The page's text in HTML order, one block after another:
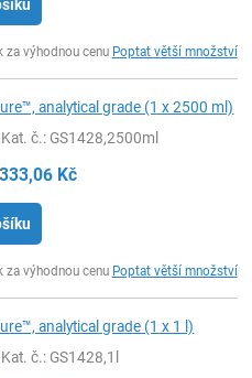
za výhodnou cenu Poptat větší množství
analytical grade (1 x 2500 ml)
Kat. č.: GS1428,2500ml
Kč
za výhodnou cenu Poptat větší množství
analytical grade (1 x 1 l)
Kat. č.: GS1428,1l